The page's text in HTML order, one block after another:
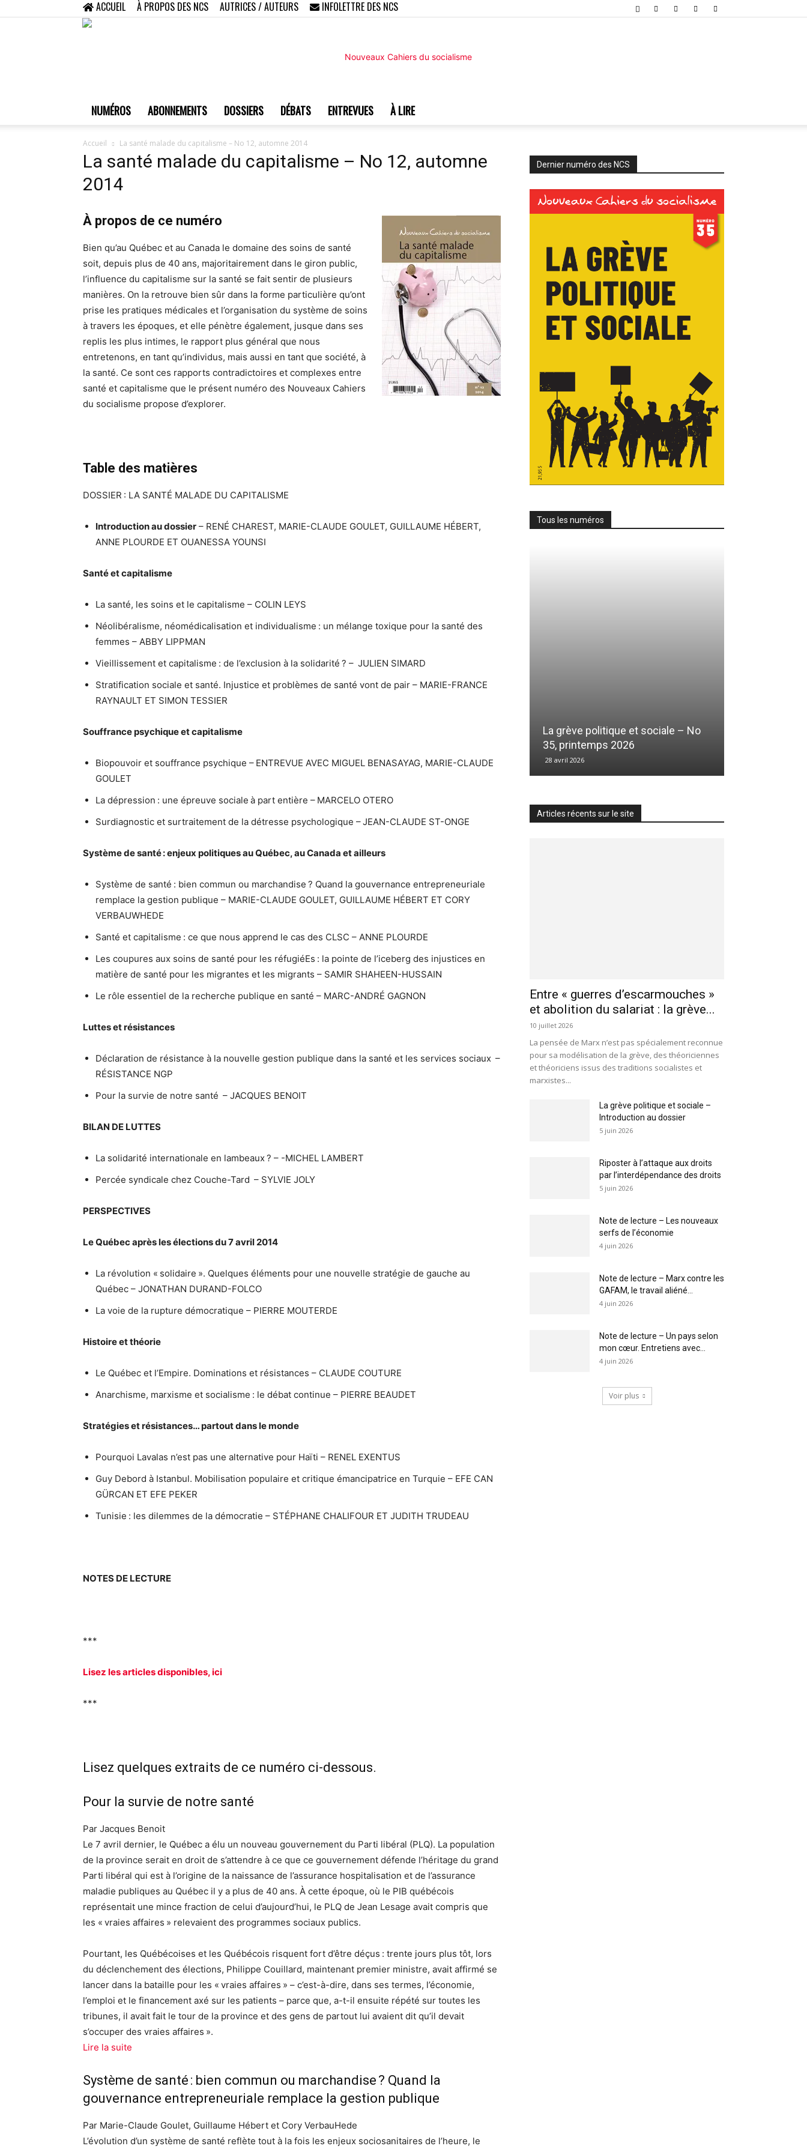
ACCUEIL À PROPOS DES NCS AUTRICES / AUTEURS INFOLETTRE DES NCS
du
socialisme
NUMÉROS ABONNEMENTS DOSSIERS DÉBATS ENTREVUES À LIRE
Accueil La santé malade du capitalisme – No 12, automne 2014
La santé malade du capitalisme – No 12, automne
2014
À propos de ce numéro
Bien qu’au Québec et au Canada le domaine des soins de santé
soit, depuis plus de 40 ans, majoritairement dans le giron public,
l’influence du capitalisme sur la santé se fait sentir de plusieurs
manières. On la retrouve bien sûr dans la forme particulière qu’ont
prise les pratiques médicales et l’organisation du système de soins
à travers les époques, et elle pénètre également, jusque dans ses
replis les plus intimes, le rapport plus général que nous
entretenons, en tant qu’individus, mais aussi en tant que société, à
la santé. Ce sont ces rapports contradictoires et complexes entre
santé et capitalisme que le présent numéro des Nouveaux Cahiers
du socialisme propose d’explorer.
Table des matières
DOSSIER : LA SANTÉ MALADE DU CAPITALISME
Introduction au dossier – RENÉ CHAREST, MARIE-CLAUDE GOULET, GUILLAUME HÉBERT,
ANNE PLOURDE ET OUANESSA YOUNSI
Santé et capitalisme
La santé, les soins et le capitalisme – COLIN LEYS
Néolibéralisme, néomédicalisation et individualisme : un mélange toxique pour la santé des
femmes – ABBY LIPPMAN
Vieillissement et capitalisme : de l’exclusion à la solidarité ? – JULIEN SIMARD
Stratification sociale et santé. Injustice et problèmes de santé vont de pair – MARIE-FRANCE
RAYNAULT ET SIMON TESSIER
Souffrance psychique et capitalisme
Biopouvoir et souffrance psychique – ENTREVUE AVEC MIGUEL BENASAYAG, MARIE-CLAUDE
GOULET
La dépression : une épreuve sociale à part entière – MARCELO OTERO
Surdiagnostic et surtraitement de la détresse psychologique – JEAN-CLAUDE ST-ONGE
Système de santé : enjeux politiques au Québec, au Canada et ailleurs
Système de santé : bien commun ou marchandise ? Quand la gouvernance entrepreneuriale
remplace la gestion publique – MARIE-CLAUDE GOULET, GUILLAUME HÉBERT ET CORY
VERBAUWHEDE
Santé et capitalisme : ce que nous apprend le cas des CLSC – ANNE PLOURDE
Les coupures aux soins de santé pour les réfugiéEs : la pointe de l’iceberg des injustices en
matière de santé pour les migrantes et les migrants – SAMIR SHAHEEN-HUSSAIN
Le rôle essentiel de la recherche publique en santé – MARC-ANDRÉ GAGNON
Luttes et résistances
Déclaration de résistance à la nouvelle gestion publique dans la santé et les services sociaux –
RÉSISTANCE NGP
Pour la survie de notre santé – JACQUES BENOIT
BILAN DE LUTTES
La solidarité internationale en lambeaux ? – -MICHEL LAMBERT
Percée syndicale chez Couche-Tard – SYLVIE JOLY
PERSPECTIVES
Le Québec après les élections du 7 avril 2014
La révolution « solidaire ». Quelques éléments pour une nouvelle stratégie de gauche au
Québec – JONATHAN DURAND-FOLCO
La voie de la rupture démocratique – PIERRE MOUTERDE
Histoire et théorie
Le Québec et l’Empire. Dominations et résistances – CLAUDE COUTURE
Anarchisme, marxisme et socialisme : le débat continue – PIERRE BEAUDET
Stratégies et résistances… partout dans le monde
Pourquoi Lavalas n’est pas une alternative pour Haïti – RENEL EXENTUS
Guy Debord à Istanbul. Mobilisation populaire et critique émancipatrice en Turquie – EFE CAN
GÜRCAN ET EFE PEKER
Tunisie : les dilemmes de la démocratie – STÉPHANE CHALIFOUR ET JUDITH TRUDEAU
NOTES DE LECTURE
***
Lisez les articles disponibles, ici
***
Lisez quelques extraits de ce numéro ci-dessous.
Pour la survie de notre santé
Par Jacques Benoit
Le 7 avril dernier, le Québec a élu un nouveau gouvernement du Parti libéral (PLQ). La population
de la province serait en droit de s’attendre à ce que ce gouvernement défende l’héritage du grand
Parti libéral qui est à l’origine de la naissance de l’assurance hospitalisation et de l’assurance
maladie publiques au Québec il y a plus de 40 ans. À cette époque, où le PIB québécois
représentait une mince fraction de celui d’aujourd’hui, le PLQ de Jean Lesage avait compris que
les « vraies affaires » relevaient des programmes sociaux publics.
Pourtant, les Québécoises et les Québécois risquent fort d’être déçus : trente jours plus tôt, lors
du déclenchement des élections, Philippe Couillard, maintenant premier ministre, avait affirmé se
lancer dans la bataille pour les « vraies affaires » – c’est-à-dire, dans ses termes, l’économie,
l’emploi et le financement axé sur les patients – parce que, a-t-il ensuite répété sur toutes les
tribunes, il avait fait le tour de la province et des gens de partout lui avaient dit qu’il devait
s’occuper des vraies affaires ».
Lire la suite
Système de santé : bien commun ou marchandise ? Quand la
gouvernance entrepreneuriale remplace la gestion publique
Par Marie-Claude Goulet, Guillaume Hébert et Cory VerbauHede
L’évolution d’un système de santé reflète tout à la fois les enjeux sociosanitaires de l’heure, le
Dernier numéro des NCS
Tous les numéros
La grève politique et sociale – No
35, printemps 2026
28 avril 2026
Articles récents sur le site
Entre « guerres d’escarmouches »
et abolition du salariat : la grève...
10 juillet 2026
La pensée de Marx n’est pas spécialement reconnue
pour sa modélisation de la grève, des théoriciennes
et théoriciens issus des traditions socialistes et
marxistes...
La grève politique et sociale –
Introduction au dossier
5 juin 2026
Riposter à l’attaque aux droits
par l’interdépendance des droits
5 juin 2026
Note de lecture – Les nouveaux
serfs de l’économie
4 juin 2026
Note de lecture – Marx contre les
GAFAM, le travail aliéné...
4 juin 2026
Note de lecture – Un pays selon
mon cœur. Entretiens avec...
4 juin 2026
Voir plus